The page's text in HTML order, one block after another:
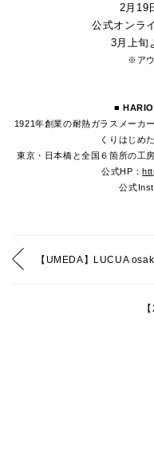
2月19
公式オンラ
3月上旬
※アウ
■
1921年創業の耐熱ガラスメーカ
くりはじめ
東京・日本橋と全国６箇所の工
公式HP：
公式
【UMEDA】LUCUA